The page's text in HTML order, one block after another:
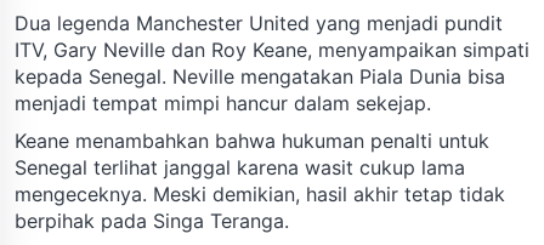
Dua legenda Manchester United yang menjadi pundit
ITV, Gary Neville dan Roy Keane, menyampaikan simpati
kepada Senegal. Neville mengatakan Piala Dunia bisa
menjadi tempat mimpi hancur dalam sekejap.
Keane menambahkan bahwa hukuman penalti untuk
Senegal terlihat janggal karena wasit cukup lama
mengeceknya. Meski demikian, hasil akhir tetap tidak
berpihak pada Singa Teranga.